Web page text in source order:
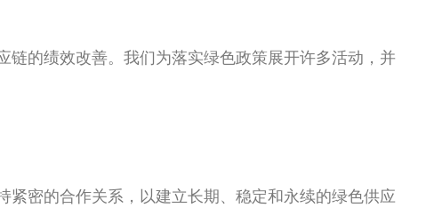
的绩效改善。我们为落实绿色政策展开许多活动，并
密的合作关系，以建立长期、稳定和永续的绿色供应